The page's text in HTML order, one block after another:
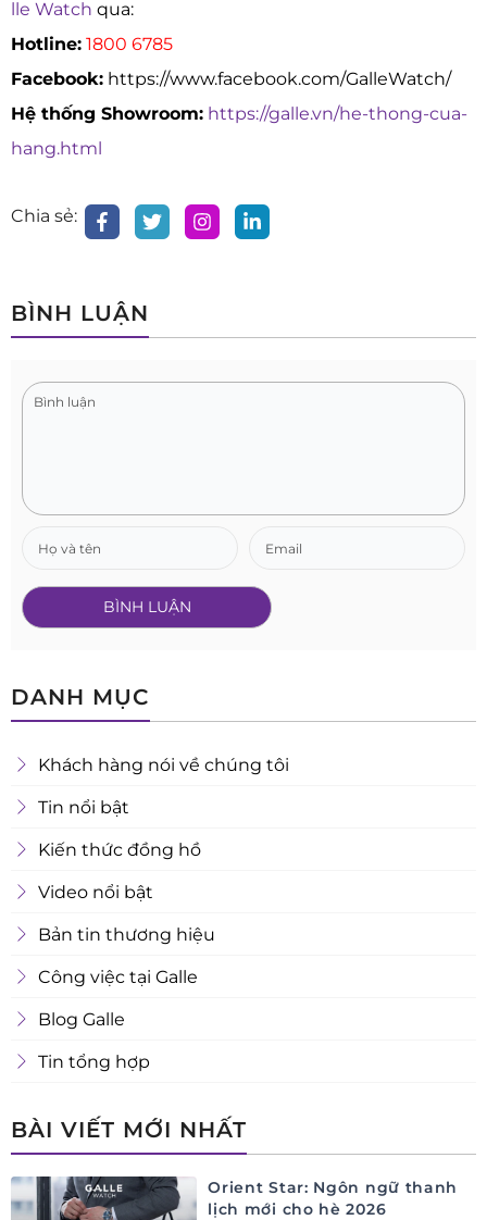
lle Watch qua:
Hotline: 1800 6785
Facebook: https://www.facebook.com/GalleWatch/
Hệ thống Showroom: https://galle.vn/he-thong-cua-
hang.html
Chia sẻ:
BÌNH LUẬN
DANH MỤC
Khách hàng nói về chúng tôi
Tin nổi bật
Kiến thức đồng hồ
Video nổi bật
Bản tin thương hiệu
Công việc tại Galle
Blog Galle
Tin tổng hợp
BÀI VIẾT MỚI NHẤT
Orient Star: Ngôn ngữ thanh
lịch mới cho hè 2026